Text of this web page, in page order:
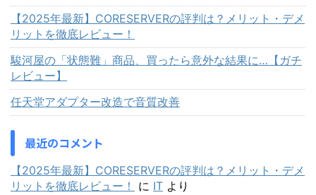
【2025年最新】CORESERVERの評判は？メリット・デメ
リットを徹底レビュー！
駿河屋の「状態難」商品、買ったら意外な結果に…【ガチ
レビュー】
任天堂アダプター改造で音質改善
最近のコメント
【2025年最新】CORESERVERの評判は？メリット・デメ
リットを徹底レビュー！
に IT より